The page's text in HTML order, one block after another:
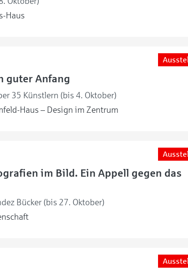
Haus
guter Anfang
35 Künstlern (bis 4. Oktober)
Haus – Design im Zentrum
im Bild. Ein Appell gegen das
Bücker (bis 27. Oktober)